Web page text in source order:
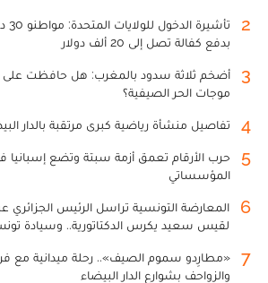
2
بدفع كفالة تصل إلى 20 ألف دولار
3
أضخم ثلاثة سدود بالمغرب: هل حافظت
موجات الحر الصيفية؟
4 تفاصيل منشأة رياضية كبرى مرتقبة بالدار
5
حرب الأرقام تعمق أزمة سبتة وتضع إسبانيا
المؤسساتي
6
المعارضة التونسية تراسل الرئيس الجزائري
لقيس سعيد يكرس الدكتاتورية.. وسيادة
7
«مطارِدو سموم الصيف».. رحلة ميدانية مع
والزواحف بشوارع الدار البيضاء